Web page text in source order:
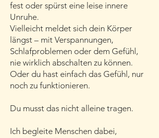
fest oder spürst eine leise innere
Unruhe.
Vielleicht meldet sich dein Körper
längst – mit Verspannungen,
Schlafproblemen oder dem Gefühl,
nie wirklich abschalten zu können.
Oder du hast einfach das Gefühl, nur
noch zu funktionieren.
Du musst das nicht alleine tragen.
Ich begleite Menschen dabei,